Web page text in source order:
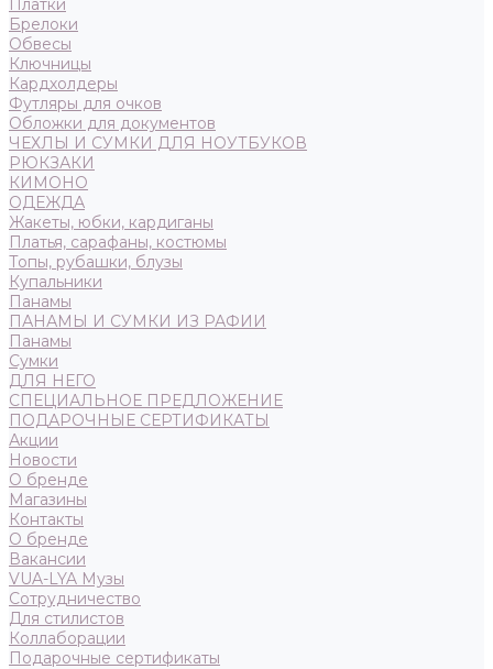
Платки
Брелоки
Обвесы
Ключницы
Кардхолдеры
Футляры для очков
Обложки для документов
ЧЕХЛЫ И СУМКИ ДЛЯ НОУТБУКОВ
РЮКЗАКИ
КИМОНО
ОДЕЖДА
Жакеты, юбки, кардиганы
Платья, сарафаны, костюмы
Топы, рубашки, блузы
Купальники
Панамы
ПАНАМЫ И СУМКИ ИЗ РАФИИ
Панамы
Сумки
ДЛЯ НЕГО
СПЕЦИАЛЬНОЕ ПРЕДЛОЖЕНИЕ
ПОДАРОЧНЫЕ СЕРТИФИКАТЫ
Акции
Новости
О бренде
Магазины
Контакты
О бренде
Вакансии
VUA-LYA Музы
Сотрудничество
Для стилистов
Коллаборации
Подарочные сертификаты